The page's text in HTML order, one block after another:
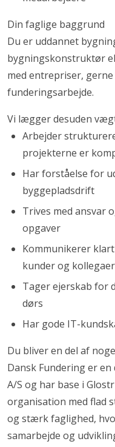
Din faglige baggrund
Du er uddannet
bygningskonstruktør
med entrepriser,
funderingsarbejde.
Vi lægger desuden
Arbejder
projekterne er
Har forståelse for
byggepladsdrift
Trives med ansvar
opgaver
Kommunikerer
kunder og kollegaer
Tager ejerskab for
dørs
Har gode IT-
Du bliver en del af
Dansk Fundering er
A/S og har base i
organisation med flad
og stærk faglighed,
samarbejde og